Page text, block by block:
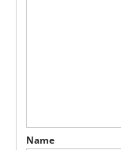
Name